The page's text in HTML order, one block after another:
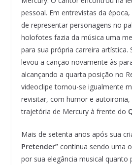
pessoal. Em entrevistas da
de representar personagens no
holofotes fazia da música uma
para sua própria carreira artística.
levou a canção novamente às
alcançando a quarta posição no
videoclipe tornou-se igualmente
revisitar, com humor e autoironia,
trajetória de Mercury à frente do
Mais de setenta anos após sua
Pretender”continua sendo uma
por sua elegância musical quanto